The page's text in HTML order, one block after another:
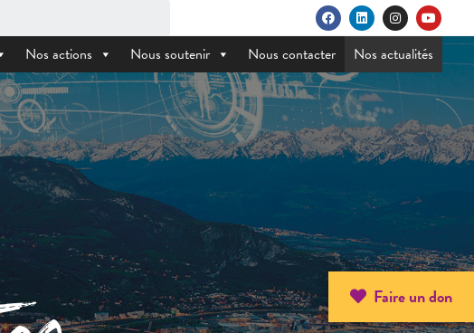
Faire un don
Nos actions Nous soutenir Nous contacter Nos actualités